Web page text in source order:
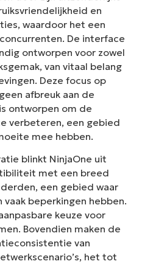
en
waardoor het een
De interface
ontworpen voor zowel
van vitaal belang
Deze focus op
afbreuk aan de
ontworpen om de
verbeteren, een gebied
mee hebben.
blinkt NinjaOne uit
met een breed
een gebied waar
vaak beperkingen hebben.
keuze voor
Bovendien maken de
van
het tot